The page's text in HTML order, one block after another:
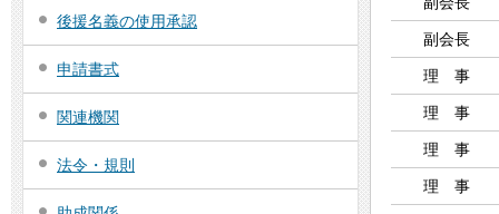
後援名義の使用承認
申請書式
関連機関
法令・規則
副会長
理 事
理 事
理 事
理 事